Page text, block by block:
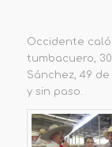
Occidente caló
tumbacuero,
Sánchez, 49
y sin paso.